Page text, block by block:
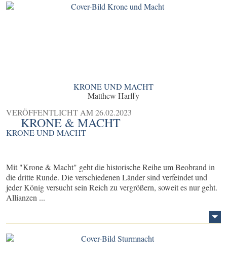
KRONE UND MACHT
Matthew Harffy
VERÖFFENTLICHT AM26.02.2023
KRONE & MACHT
KRONE UND MACHT
Mit "Krone & Macht" geht die historische Reihe um Beobrand in
die dritte Runde. Die verschiedenen Länder sind verfeindet und
jeder König versucht sein Reich zu vergrößern, soweit es nur geht.
Allianzen ...